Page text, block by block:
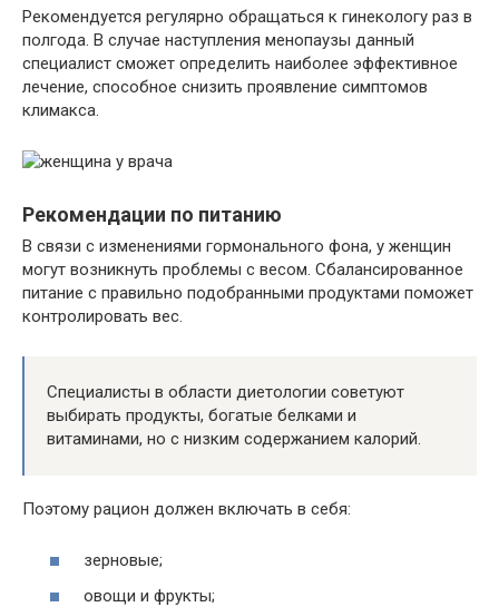
Рекомендуется регулярно обращаться к гинекологу раз в
полгода. В случае наступления менопаузы данный
специалист сможет определить наиболее эффективное
лечение, способное снизить проявление симптомов
климакса.
Рекомендации по питанию
В связи с изменениями гормонального фона, у женщин
могут возникнуть проблемы с весом. Сбалансированное
питание с правильно подобранными продуктами поможет
контролировать вес.
Специалисты в области диетологии советуют
выбирать продукты, богатые белками и
витаминами, но с низким содержанием калорий.
Поэтому рацион должен включать в себя:
зерновые;
овощи и фрукты;